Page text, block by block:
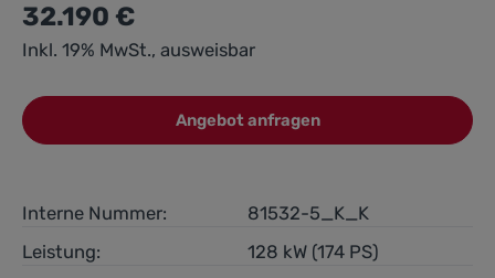
32.190 €
Inkl. 19% MwSt., ausweisbar
Angebot anfragen
Interne Nummer:
81532-5_K_K
Leistung:
128 kW (174 PS)